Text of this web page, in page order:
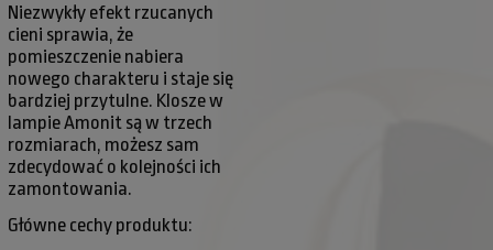
Niezwykły efekt rzucanych
cieni sprawia, że
pomieszczenie nabiera
nowego charakteru i staje się
bardziej przytulne. Klosze w
lampie Amonit są w trzech
rozmiarach, możesz sam
zdecydować o kolejności ich
zamontowania.
Główne cechy produktu: